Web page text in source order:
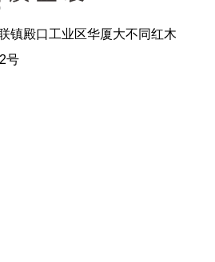
镇殿口工业区华厦大不同红木
号